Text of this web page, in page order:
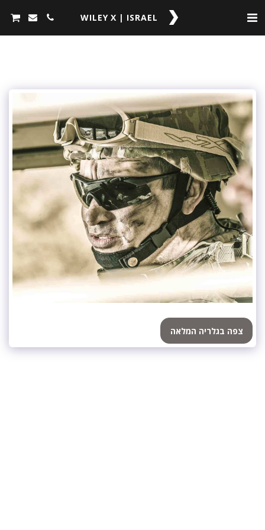
WILEY X | ISRAEL
צפה בגלריה המלאה